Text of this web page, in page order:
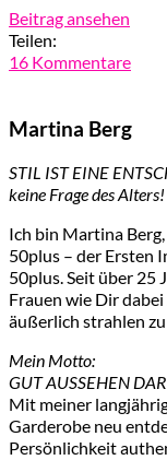
Beitrag ansehen
Teilen:
16 Kommentare
Martina Berg
STIL IST EINE
keine Frage des Alters!
Ich bin Martina
50plus – der Ersten
50plus. Seit über 25
Frauen wie Dir
äußerlich strahlen zu
Mein Motto:
GUT AUSSEHEN
Mit meiner
Garderobe neu
Persönlichkeit